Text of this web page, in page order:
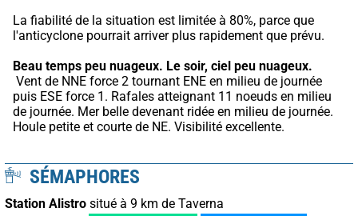
La fiabilité de la situation est limitée à 80%, parce que
l'anticyclone pourrait arriver plus rapidement que prévu.
Beau temps peu nuageux. Le soir, ciel peu nuageux.
puis ESE force 1. Rafales atteignant 11 noeuds en milieu
de journée. Mer belle devenant ridée en milieu de journée.
Houle petite et courte de NE. Visibilité excellente.
SÉMAPHORES
Station Alistro situé à 9 km de Taverna